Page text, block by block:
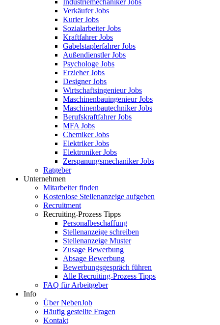
Industriemechaniker Jobs
Verkäufer Jobs
Kurier Jobs
Sozialarbeiter Jobs
Kraftfahrer Jobs
Gabelstaplerfahrer Jobs
Außendienstler Jobs
Psychologe Jobs
Erzieher Jobs
Designer Jobs
Wirtschaftsingenieur Jobs
Maschinenbauingenieur Jobs
Maschinenbautechniker Jobs
Berufskraftfahrer Jobs
MFA Jobs
Chemiker Jobs
Elektriker Jobs
Elektroniker Jobs
Zerspanungsmechaniker Jobs
Ratgeber
Unternehmen
Mitarbeiter finden
Kostenlose Stellenanzeige aufgeben
Recruitment
Recruiting-Prozess Tipps
Personalbeschaffung
Stellenanzeige schreiben
Stellenanzeige Muster
Zusage Bewerbung
Absage Bewerbung
Bewerbungsgespräch führen
Alle Recruiting-Prozess Tipps
FAQ für Arbeitgeber
Info
Über NebenJob
Häufig gestellte Fragen
Kontakt